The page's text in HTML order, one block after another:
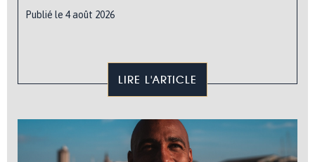
Publié le 4 août 2026
LIRE L'ARTICLE